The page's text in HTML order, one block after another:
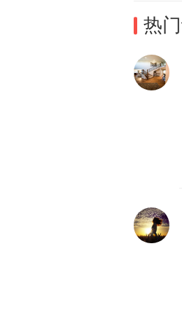
如果
日常
与
焦
入
状态
开
热